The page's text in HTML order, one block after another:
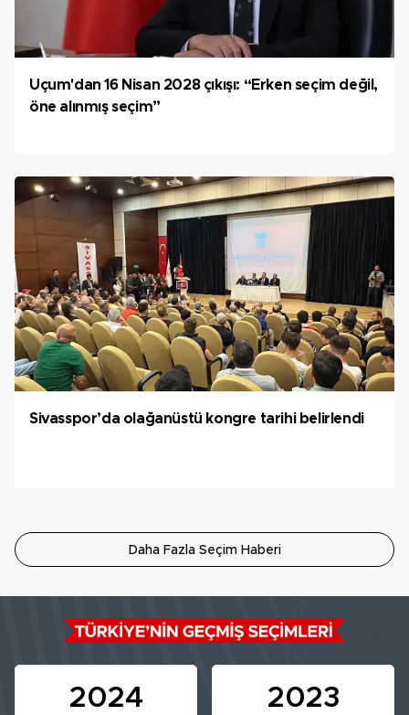
Uçum'dan 16 Nisan 2028 çıkışı: “Erken seçim değil,
öne alınmış seçim”
Sivasspor’da olağanüstü kongre tarihi belirlendi
Daha Fazla Seçim Haberi
2024 2023